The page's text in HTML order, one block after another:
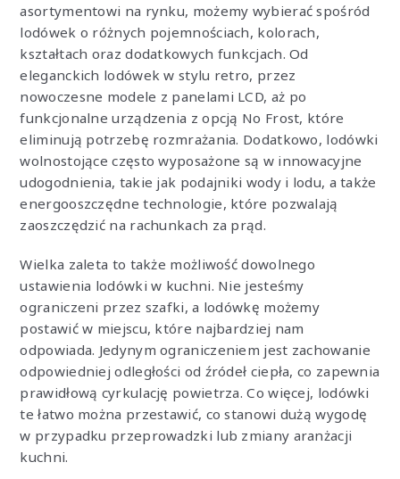
asortymentowi na rynku, możemy wybierać spośród
lodówek o różnych pojemnościach, kolorach,
kształtach oraz dodatkowych funkcjach. Od
eleganckich lodówek w stylu retro, przez
nowoczesne modele z panelami LCD, aż po
funkcjonalne urządzenia z opcją No Frost, które
eliminują potrzebę rozmrażania. Dodatkowo, lodówki
wolnostojące często wyposażone są w innowacyjne
udogodnienia, takie jak podajniki wody i lodu, a także
energooszczędne technologie, które pozwalają
zaoszczędzić na rachunkach za prąd.
Wielka zaleta to także możliwość dowolnego
ustawienia lodówki w kuchni. Nie jesteśmy
ograniczeni przez szafki, a lodówkę możemy
postawić w miejscu, które najbardziej nam
odpowiada. Jedynym ograniczeniem jest zachowanie
odpowiedniej odległości od źródeł ciepła, co zapewnia
prawidłową cyrkulację powietrza. Co więcej, lodówki
te łatwo można przestawić, co stanowi dużą wygodę
w przypadku przeprowadzki lub zmiany aranżacji
kuchni.